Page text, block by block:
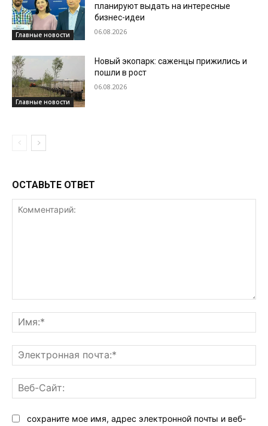
Главные новости
планируют выдать на интересные
бизнес-идеи
06.08.2026
Главные новости
Новый экопарк: саженцы прижились и
пошли в рост
06.08.2026
ОСТАВЬТЕ ОТВЕТ
сохраните мое имя, адрес электронной почты и веб-